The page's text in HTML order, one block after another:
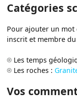
Catégories
Pour ajouter un mot
inscrit et membre
Les temps
Les roches :
Vos